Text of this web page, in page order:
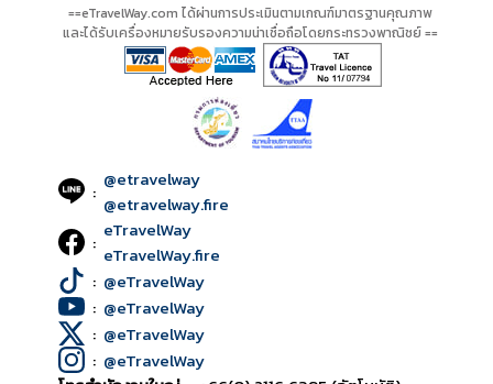
==eTravelWay.com ได้ผ่านการประเมินตามเกณฑ์มาตรฐานคุณภาพ
และได้รับเครื่องหมายรับรองความน่าเชื่อถือโดยกระทรวงพาณิชย์ ==
: @etravelway
@etravelway.fire
: eTravelWay
eTravelWay.fire
: @eTravelWay
: @eTravelWay
: @eTravelWay
: @eTravelWay